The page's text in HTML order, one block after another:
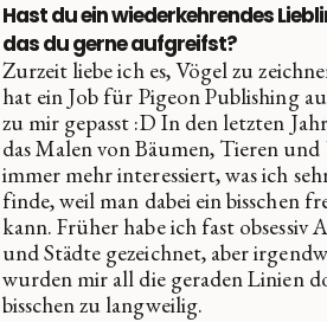
Hast du ein wiederkehrendes
das du gerne aufgreifst?
Zurzeit liebe ich es, Vögel zu
hat ein Job für Pigeon Publishing
zu mir gepasst :D In den letzten
das Malen von Bäumen, Tieren
immer mehr interessiert, was ich
finde, weil man dabei ein bisschen
kann. Früher habe ich fast
und Städte gezeichnet, aber
wurden mir all die geraden Linien
bisschen zu langweilig.